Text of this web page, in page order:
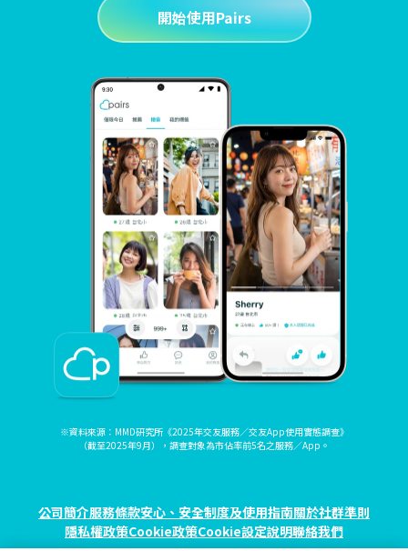
開始使用Pairs
※資料來源：MMD研究所《2025年交友服務／交友App使用實態調查》
（截至2025年9月），調查對象為市佔率前5名之服務／App。
公司簡介服務條款安心、安全制度及使用指南關於社群準則
隱私權政策Cookie政策Cookie設定說明聯絡我們